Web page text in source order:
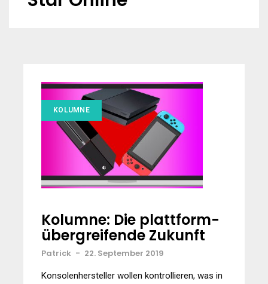
KOLUMNE
Kolumne: Die plattform-
übergreifende Zukunft
Patrick - 22. September 2019
Konsolenhersteller wollen kontrollieren, was in